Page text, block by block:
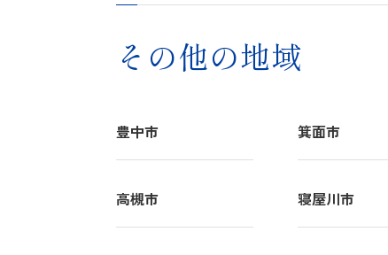
その他の地域
豊中市 箕面市
高槻市 寝屋川市